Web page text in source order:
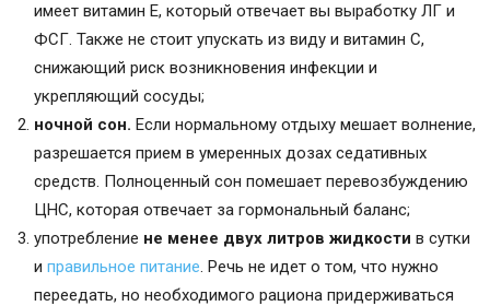
имеет витамин E, который отвечает вы выработку ЛГ и
ФСГ. Также не стоит упускать из виду и витамин C,
снижающий риск возникновения инфекции и
укрепляющий сосуды;
ночной сон. Если нормальному отдыху мешает волнение,
разрешается прием в умеренных дозах седативных
средств. Полноценный сон помешает перевозбуждению
ЦНС, которая отвечает за гормональный баланс;
употребление не менее двух литров жидкости в сутки
и правильное питание. Речь не идет о том, что нужно
переедать, но необходимого рациона придерживаться